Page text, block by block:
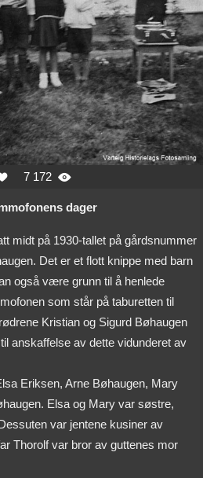
7 172 
dager
midt på 1930-tallet på gårdsnummer
Det er et flott knippe med barn
også være grunn til å henlede
som står på taburetten til
Kristian og Sigurd Bøhaugen
anskaffelse av dette vidunderet av
Eriksen, Arne Bøhaugen, Mary
Elsa og Mary var søstre,
var jentene kusiner av
Thorolf var bror av guttenes mor